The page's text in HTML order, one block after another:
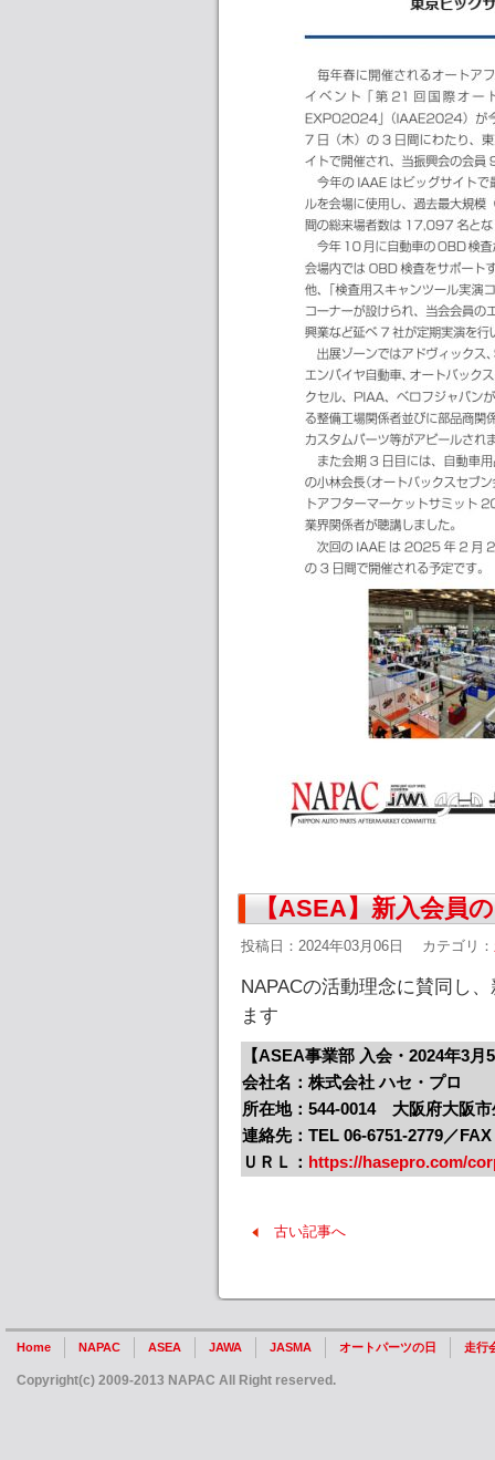
【ASEA】新入会員
投稿日：2024年03月06日 カテゴリ：
NAPACの活動理念に賛同し
ます
【ASEA事業部 入会・2024年3月
会社名：株式会社 ハセ・プロ
所在地：544-0014 大阪府大阪市
連絡先：TEL 06-6751-2779／
ＵＲＬ： https://hasepro.com/
古い記事へ
Home NAPAC ASEA JAWA JASMA オートパーツの日 走行
Copyright(c) 2009-2013 NAPAC All Right reserved.